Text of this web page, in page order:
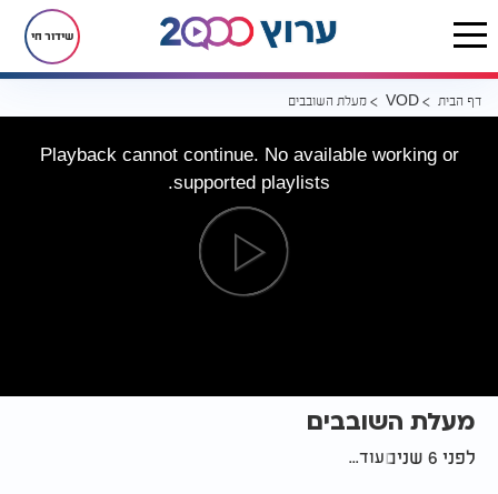
שידור חי
דף הבית VOD מעלת השובבים
Playback cannot continue. No available working or
supported playlists.
מעלת השובבים
לפני 6 שנים עוד...